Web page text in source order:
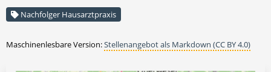
Nachfolger Hausarztpraxis
Maschinenlesbare Version:Stellenangebot als Markdown (CC BY 4.0)